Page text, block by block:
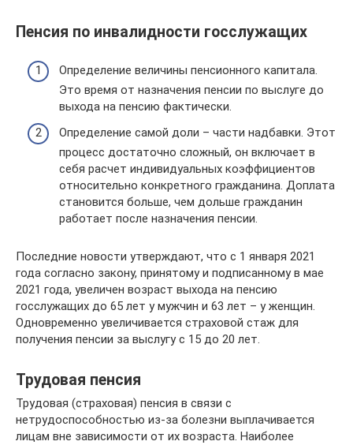
Пенсия по инвалидности госслужащих
Определение величины пенсионного капитала.
Это время от назначения пенсии по выслуге до
выхода на пенсию фактически.
Определение самой доли – части надбавки. Этот
процесс достаточно сложный, он включает в
себя расчет индивидуальных коэффициентов
относительно конкретного гражданина. Доплата
становится больше, чем дольше гражданин
работает после назначения пенсии.
Последние новости утверждают, что с 1 января 2021
года согласно закону, принятому и подписанному в мае
2021 года, увеличен возраст выхода на пенсию
госслужащих до 65 лет у мужчин и 63 лет – у женщин.
Одновременно увеличивается страховой стаж для
получения пенсии за выслугу с 15 до 20 лет.
Трудовая пенсия
Трудовая (страховая) пенсия в связи с
нетрудоспособностью из-за болезни выплачивается
лицам вне зависимости от их возраста. Наиболее